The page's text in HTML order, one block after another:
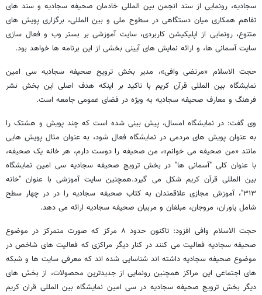
سجادیه، رونمایی از سند انجمن بین المللی خادمان صحیفه سجادیه و سند های
تفاهم همکاری میان دستگاهی در سطوح ملی و بین المللی، برگزاری پویش های
متنوع، رونمایی از اپلیکیشن کاربردی، سایت آموزشی بر بستر وب و فعال سازی
سایت آسمانی ها، و ارائه نمایش های آیینی بخشی از این برنامه ها خواهد بود.‌
حجت الاسلام «مرتضی وافی»، مدیر بخش ترویح صحیفه سجادیه سی امین
نمایشگاه بین المللی قرآن کریم با تاکید بر اینکه هدف اصلی این بخش نشر
فرهنگ و معارف صحیفه سجادیه به ویژه در فضای عمومی جامعه است‌.
وی گفت: در نمایشگاه امسال، پیش بینی شده است که چند پویش و هشتک را
به عنوان پویش های مردمی در نمایشگاه فعال شود، به عنوان مثال پویش هایی
مانند «من صحیفه می خوانم»، من صحیفه را دوست دارم، هر خانه یک صحیفه،
با عنوان کلی "آسمانی ها" در بخش ترویج صحیفه سجادیه سی امین نمایشگاه
بین المللی قرآن کریم شکل می گیرد.همچنین سایت آموزشی با عنوان "خانه
۳۱۳"، آموزش مجازی علاقمندان به کتاب صحیفه سجادیه را در در چهار سطح
شامل یاوران، مروجان، مبلغان و مربیان صحیفه سجادیه ارائه می دهد.
حجت الاسلام وافی افزود: تاکنون حدود ۸ مرکز که صورت متمرکز در موضوع
صحیفه سجادیه فعالیت می کنند در کنار دیگر مراکزی که فعالیت های شاخص در
موضوع صحیفه سجادیه داشته اند شناسایی شده اند که معرفی سایت ها و شبکه
های اجتماعی این مراکز همچنین رونمایی از جدیدترین محصولات، از بخش های
دیگر بخش ترویج صحیفه سجادیه در سی امین نمایشگاه بین المللی قران کریم